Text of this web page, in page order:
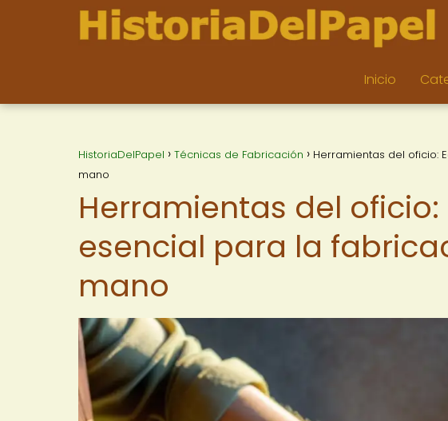
Inicio
HistoriaDelPapel Técnicas de Fabricación
Herramientas del oficio:
mano
Herramientas del
esencial para la
mano